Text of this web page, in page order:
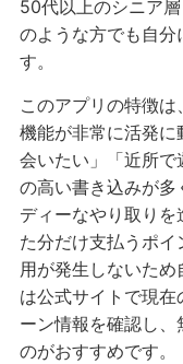
50代以上のシニア
のような方でも自分
す。
このアプリの特徴
機能が非常に活発に
会いたい」「近所
の高い書き込みが
ディーなやり取り
た分だけ支払うポ
用が発生しないた
は公式サイトで現
ーン情報を確認し
のがおすすめです。